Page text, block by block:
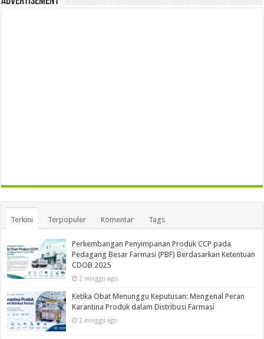
Terkini Terpopuler Komentar Tags
Perkembangan Penyimpanan Produk CCP pada
Pedagang Besar Farmasi (PBF) Berdasarkan Ketentuan
CDOB 2025
2 minggu ago
Ketika Obat Menunggu Keputusan: Mengenal Peran
Karantina Produk dalam Distribusi Farmasi
2 minggu ago